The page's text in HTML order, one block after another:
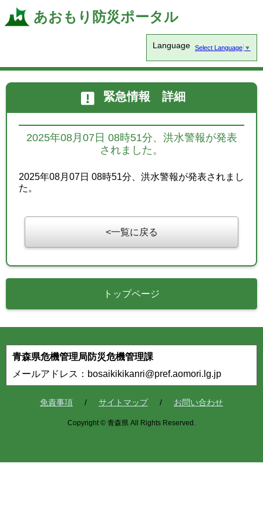
あおもり防災ポータル
Language Select Language ▼
緊急情報 詳細
2025年08月07日 08時51分、洪水警報が発表
されました。
2025年08月07日 08時51分、洪水警報が発表されまし
た。
一覧に戻る
トップページ
青森県危機管理局防災危機管理課
メールアドレス：bosaikikikanri@pref.aomori.lg.jp
免責事項 サイトマップ お問い合わせ
Copyright © 青森県 All Rights Reserved.